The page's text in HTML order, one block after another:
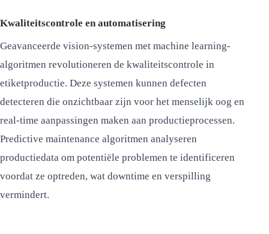
Kwaliteitscontrole en automatisering
Geavanceerde vision-systemen met machine learning-
algoritmen revolutioneren de kwaliteitscontrole in
etiketproductie. Deze systemen kunnen defecten
detecteren die onzichtbaar zijn voor het menselijk oog en
real-time aanpassingen maken aan productieprocessen.
Predictive maintenance algoritmen analyseren
productiedata om potentiële problemen te identificeren
voordat ze optreden, wat downtime en verspilling
vermindert.